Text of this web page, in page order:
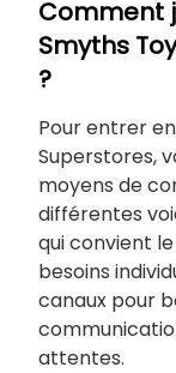
Comment
Smyths
?
Pour entrer
Superstores,
moyens de
différentes
qui convient
besoins
canaux pour
attentes.